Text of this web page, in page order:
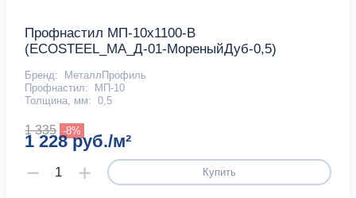
Профнастил МП-10х1100-B
(ECOSTEEL_MA_Д-01-МореныйДуб-0,5)
Бренд:
МеталлПрофиль
Профнастил:
МП-10
Толщина, мм: 0,5
1 335 -8%
1 228 руб./м²
Купить